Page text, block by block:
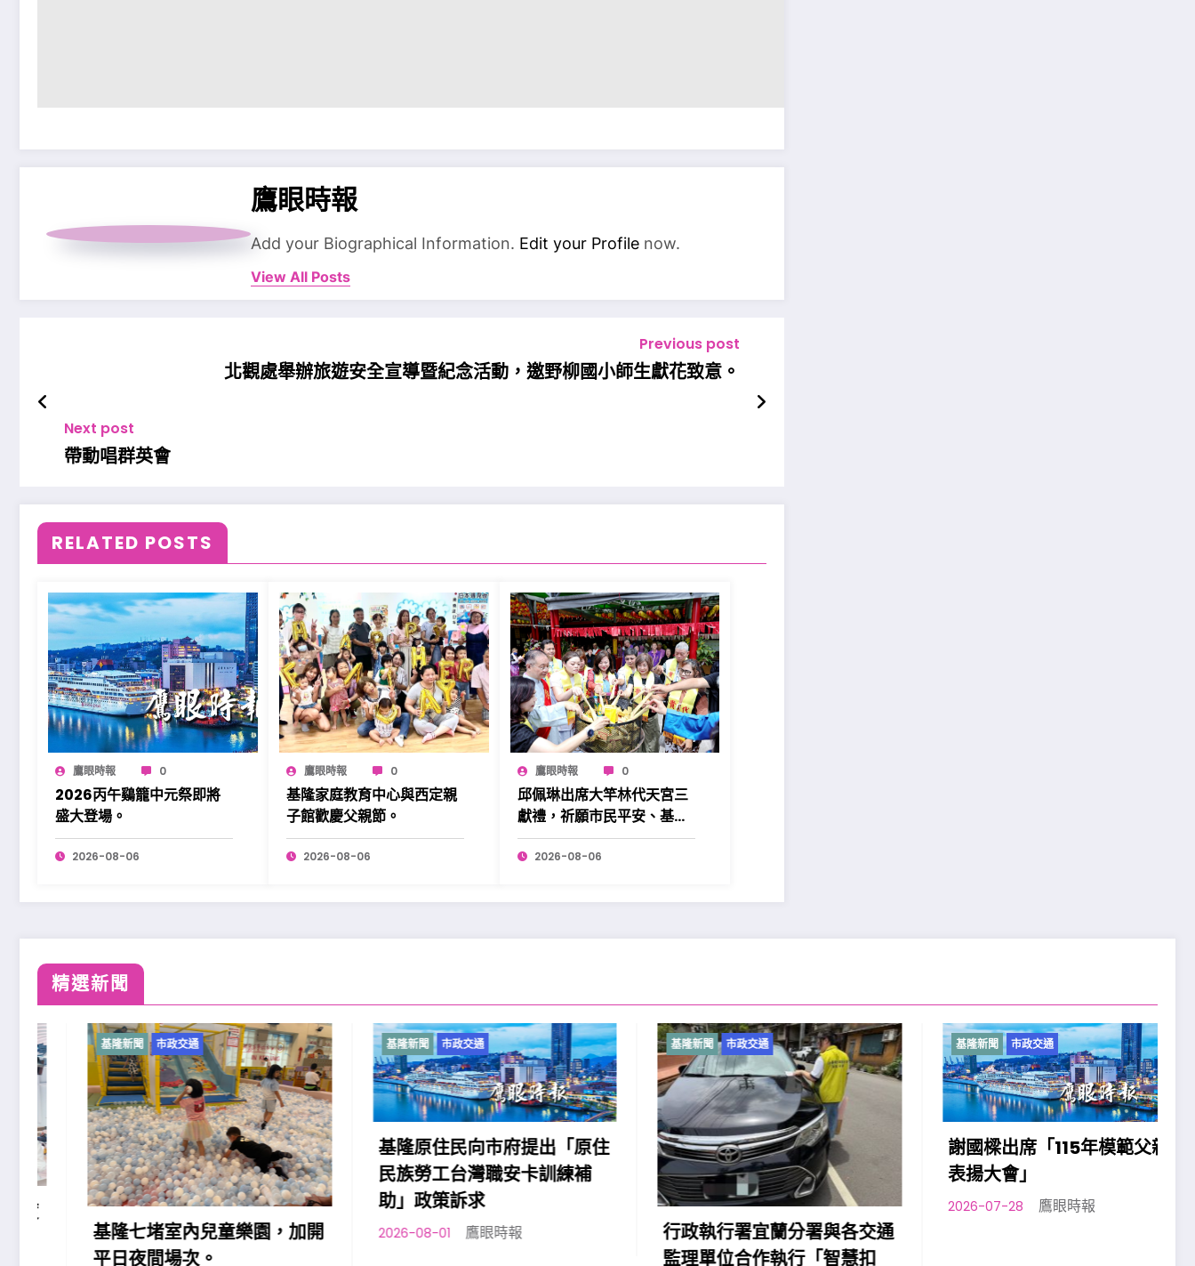
鷹眼時報
Add your Biographical Information. Edit your Profile now.
View All Posts
Previous post
北觀處舉辦旅遊安全宣導暨紀念活動，邀野柳國小師生獻花致意。
Next post
帶動唱群英會
RELATED POSTS
鷹眼時報 0
2026丙午鷄籠中元祭即將
盛大登場。
2026-08-06
鷹眼時報 0
基隆家庭教育中心與西定親
子館歡慶父親節。
2026-08-06
鷹眼時報 0
邱佩琳出席大竿林代天宮三
獻禮，祈願市民平安、基隆
昌盛。
2026-08-06
精選新聞
基隆新聞 市政交通
基隆七堵室內兒童樂園，加開
平日夜間場次。
基隆新聞 市政交通
基隆原住民向市府提出「原住
民族勞工台灣職安卡訓練補
助」政策訴求
2026-08-01 鷹眼時報
基隆新聞 市政交通
行政執行署宜蘭分署與各交通
監理單位合作執行「智慧扣
基隆新聞 市政交通
謝國樑出席「115年模範父親
表揚大會」
2026-07-28 鷹眼時報